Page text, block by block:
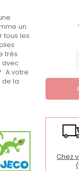
un
tous les
très
avec
A votre
de la
Chez